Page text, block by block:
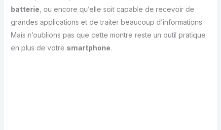
batterie , ou encore qu’elle soit capable de recevoir de
grandes applications et de traiter beaucoup d’informations.
Mais n’oublions pas que cette montre reste un outil pratique
en plus de votre smartphone.